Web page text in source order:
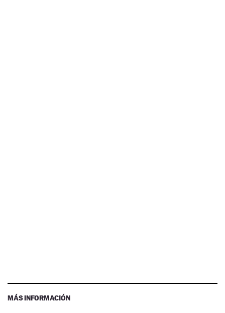
MÁS INFORMACIÓN